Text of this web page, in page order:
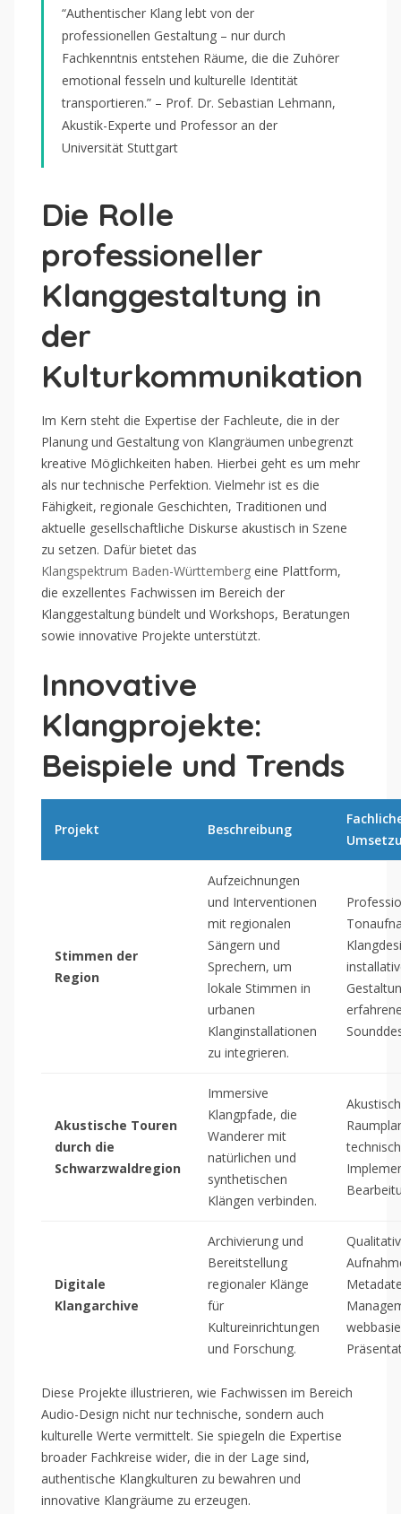
“Authentischer Klang lebt von der
professionellen Gestaltung – nur durch
Fachkenntnis entstehen Räume, die die Zuhörer
emotional fesseln und kulturelle Identität
transportieren.” – Prof. Dr. Sebastian Lehmann,
Akustik-Experte und Professor an der
Universität Stuttgart
Die Rolle
professioneller
Klanggestaltung in
der
Kulturkommunikation
Im Kern steht die Expertise der Fachleute, die in der
Planung und Gestaltung von Klangräumen unbegrenzt
kreative Möglichkeiten haben. Hierbei geht es um mehr
als nur technische Perfektion. Vielmehr ist es die
Fähigkeit, regionale Geschichten, Traditionen und
aktuelle gesellschaftliche Diskurse akustisch in Szene
zu setzen. Dafür bietet das
Klangspektrum Baden-Württemberg eine Plattform,
die exzellentes Fachwissen im Bereich der
Klanggestaltung bündelt und Workshops, Beratungen
sowie innovative Projekte unterstützt.
Innovative
Klangprojekte:
Beispiele und Trends
Projekt Beschreibung
Stimmen der
Region
Aufzeichnungen
und Interventionen
mit regionalen
Sängern und
Sprechern, um
lokale Stimmen in
urbanen
Klanginstallationen
zu integrieren.
Akustische Touren
durch die
Schwarzwaldregion
Immersive
Klangpfade, die
Wanderer mit
natürlichen und
synthetischen
Klängen verbinden.
Digitale
Klangarchive
Archivierung und
Bereitstellung
regionaler Klänge
für
Kultureinrichtungen
und Forschung.
Diese Projekte illustrieren, wie Fachwissen im Bereich
Audio-Design nicht nur technische, sondern auch
kulturelle Werte vermittelt. Sie spiegeln die Expertise
broader Fachkreise wider, die in der Lage sind,
authentische Klangkulturen zu bewahren und
innovative Klangräume zu erzeugen.